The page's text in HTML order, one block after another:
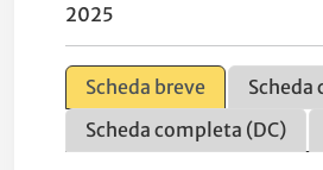
2025
Scheda breve
Scheda
Scheda completa (DC)